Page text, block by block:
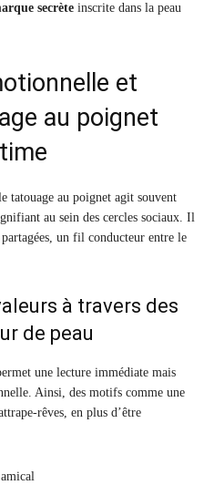
secrète inscrite dans la peau
et
au poignet
tatouage au poignet agit souvent
au sein des cercles sociaux. Il
partagées, un fil conducteur entre le
à travers des
de peau
une lecture immédiate mais
Ainsi, des motifs comme une
rêves, en plus d’être